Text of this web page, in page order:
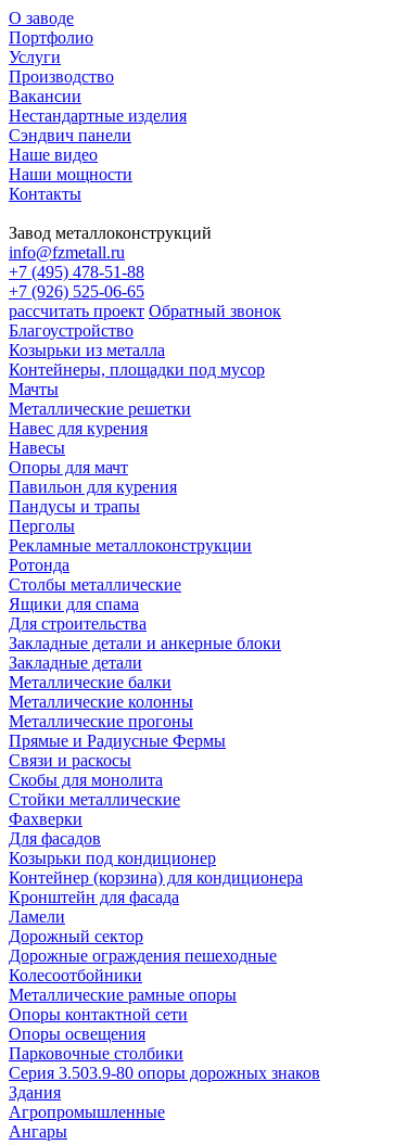
О заводе
Портфолио
Услуги
Производство
Вакансии
Нестандартные изделия
Сэндвич панели
Наше видео
Наши мощности
Контакты
Завод металлоконструкций
info@fzmetall.ru
+7 (495) 478-51-88
+7 (926) 525-06-65
рассчитать проект Обратный звонок
Благоустройство
Козырьки из металла
Контейнеры, площадки под мусор
Мачты
Металлические решетки
Навес для курения
Навесы
Опоры для мачт
Павильон для курения
Пандусы и трапы
Перголы
Рекламные металлоконструкции
Ротонда
Столбы металлические
Ящики для спама
Для строительства
Закладные детали и анкерные блоки
Закладные детали
Металлические балки
Металлические колонны
Металлические прогоны
Прямые и Радиусные Фермы
Связи и раскосы
Скобы для монолита
Стойки металлические
Фахверки
Для фасадов
Козырьки под кондиционер
Контейнер (корзина) для кондиционера
Кронштейн для фасада
Ламели
Дорожный сектор
Дорожные ограждения пешеходные
Колесоотбойники
Металлические рамные опоры
Опоры контактной сети
Опоры освещения
Парковочные столбики
Серия 3.503.9-80 опоры дорожных знаков
Здания
Агропромышленные
Ангары